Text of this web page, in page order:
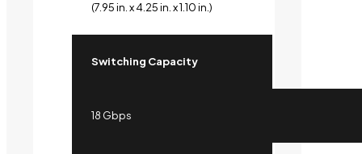
(7.95 in. x 4.25 in. x 1.10 in.)
Switching Capacity
18 Gbps